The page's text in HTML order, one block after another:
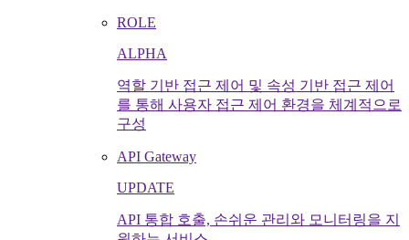
ROLE
ALPHA
역할 기반 접근 제어 및 속성 기반 접근 제어
를 통해 사용자 접근 제어 환경을 체계적으로
구성
API Gateway
UPDATE
API 통합 호출, 손쉬운 관리와 모니터링을 지